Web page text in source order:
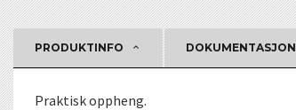
PRODUKTINFO DOKUMENTASJON
Praktisk oppheng.